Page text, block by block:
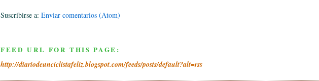
Suscribirse a: Enviar comentarios (Atom)
FEED URL FOR THIS PAGE:
http://diariodeunciclistafeliz.blogspot.com/feeds/posts/default?alt=rss